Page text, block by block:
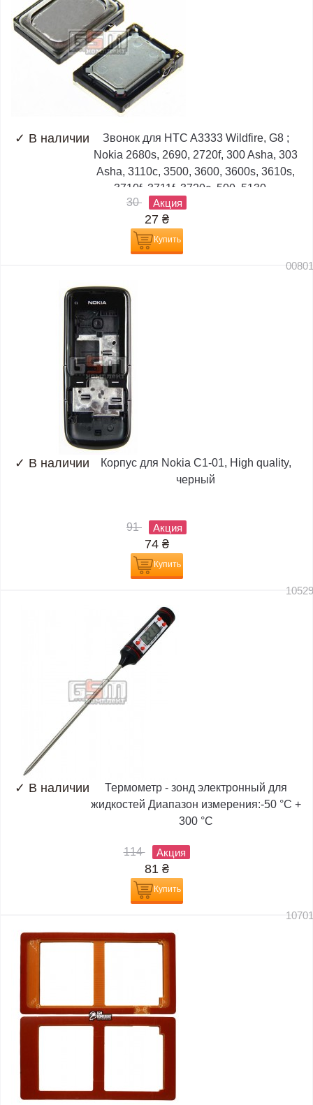
✓ В наличии
Звонок для HTC A3333 Wildfire, G8 ;
Nokia 2680s, 2690, 2720f, 300 Asha, 303
Asha, 3110c, 3500, 3600, 3600s, 3610s,
3710f, 3711f, 3720c, 500, 5130,...
30
Акция
27 ₴
Купить
✓ В наличии
Корпус для Nokia C1-01, High quality,
черный
91 Акция
74 ₴
Купить
✓ В наличии
Термометр - зонд электронный для
жидкостей Диапазон измерения:-50 °C +
300 °C
114 Акция
81 ₴
Купить